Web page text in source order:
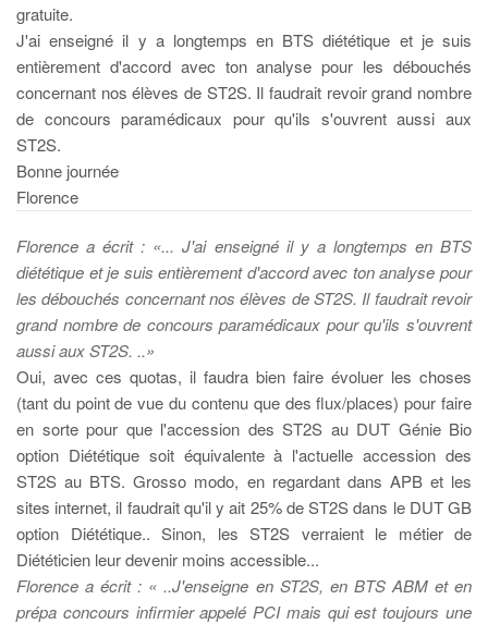
gratuite.
J'ai enseigné il y a longtemps en BTS diététique et je suis
entièrement d'accord avec ton analyse pour les débouchés
concernant nos élèves de ST2S. Il faudrait revoir grand nombre
de concours paramédicaux pour qu'ils s'ouvrent aussi aux
ST2S.
Bonne journée
Florence
Florence a écrit : «... J'ai enseigné il y a longtemps en BTS
diététique et je suis entièrement d'accord avec ton analyse pour
les débouchés concernant nos élèves de ST2S. Il faudrait revoir
grand nombre de concours paramédicaux pour qu'ils s'ouvrent
aussi aux ST2S. ..»
Oui, avec ces quotas, il faudra bien faire évoluer les choses
(tant du point de vue du contenu que des flux/places) pour faire
en sorte pour que l'accession des ST2S au DUT Génie Bio
option Diététique soit équivalente à l'actuelle accession des
ST2S au BTS. Grosso modo, en regardant dans APB et les
sites internet, il faudrait qu'il y ait 25% de ST2S dans le DUT GB
option Diététique.. Sinon, les ST2S verraient le métier de
Diététicien leur devenir moins accessible...
Florence a écrit : « ..J'enseigne en ST2S, en BTS ABM et en
prépa concours infirmier appelé PCI mais qui est toujours une